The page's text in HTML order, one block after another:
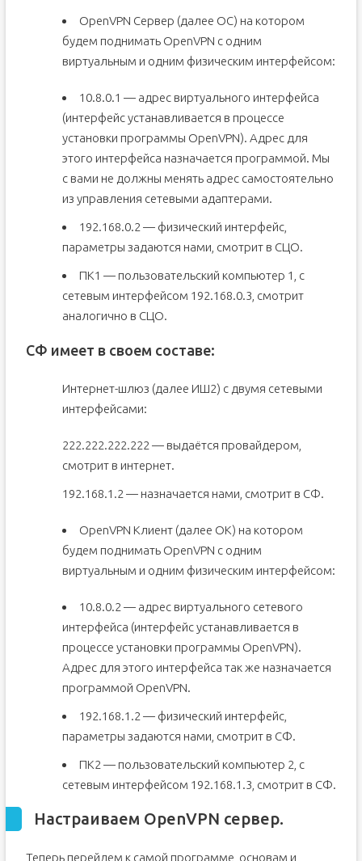
OpenVPN Сервер (далее ОС) на котором
будем поднимать OpenVPN с одним
виртуальным и одним физическим интерфейсом:
10.8.0.1 — адрес виртуального интерфейса
(интерфейс устанавливается в процессе
установки программы OpenVPN). Адрес для
этого интерфейса назначается программой. Мы
с вами не должны менять адрес самостоятельно
из управления сетевыми адаптерами.
192.168.0.2 — физический интерфейс,
параметры задаются нами, смотрит в СЦО.
ПК1 — пользовательский компьютер 1, с
сетевым интерфейсом 192.168.0.3, смотрит
аналогично в СЦО.
СФ имеет в своем составе:
Интернет-шлюз (далее ИШ2) с двумя сетевыми
интерфейсами:
222.222.222.222 — выдаётся провайдером,
смотрит в интернет.
192.168.1.2 — назначается нами, смотрит в СФ.
OpenVPN Клиент (далее ОК) на котором
будем поднимать OpenVPN с одним
виртуальным и одним физическим интерфейсом:
10.8.0.2 — адрес виртуального сетевого
интерфейса (интерфейс устанавливается в
процессе установки программы OpenVPN).
Адрес для этого интерфейса так же назначается
программой OpenVPN.
192.168.1.2 — физический интерфейс,
параметры задаются нами, смотрит в СФ.
ПК2 — пользовательский компьютер 2, с
сетевым интерфейсом 192.168.1.3, смотрит в СФ.
Настраиваем OpenVPN сервер.
Теперь перейдем к самой программе, основам и